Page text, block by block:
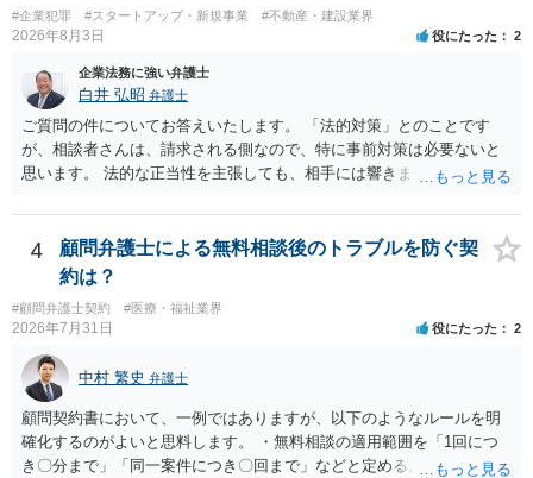
#企業犯罪 #スタートアップ・新規事業 #不動産・建設業界
2026年8月3日 役にたった 2
企業法務に強い弁護士
白井 弘昭 弁護士
ご質問の件についてお答えいたします。 「法的対策」とのことです
が、相談者さんは、請求される側なので、特に事前対策は必要ないと
思います。 法的な正当性を主張しても、相手には響きません。そもそ
的手段として裁判（おそらく少額訴訟）をするかどうかの問題ですの
で、訴訟を提起してきたら粛々と対応することになります。 少額訴訟
は、１人（１社）年間１０回までしかできないので、こちらが毅然と
支払いを拒否すれば、少額訴訟を提起する可能性は、低いものと思わ
れます。 ただ、裁判を東京などの遠隔地で起こされますと、対応する
だけで費用がかかりますので、難しいところです。 当事者での対応で
すと、押し負けて支払うかもと考えますので、弁護士に依頼するなど
して対応をすれば、より裁判をしてくる可能性は減りますが、当然費
用がかかります。 毅然と拒否して後は裁判するならしてくださいの対
応、弁護士に依頼して同様の対応、裁判してきたら、従業員にて粛々
と対応のどれかを選択することになります。 以上、ご参考まで。
4
顧問弁護士による無料相談後のトラブルを防ぐ契
約は？
#顧問弁護士契約 #医療・福祉業界
2026年7月31日 役にたった 2
中村 繁史 弁護士
顧問契約書において、一例ではありますが、以下のようなルールを明
確化するのがよいと思料します。 ・無料相談の適用範囲を「1回につ
き〇分まで」「同一案件につき〇回まで」などと定める。 ・無料相談